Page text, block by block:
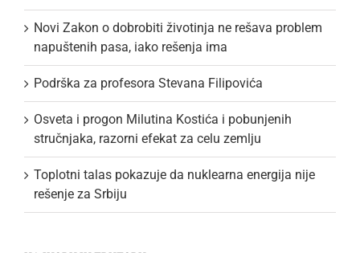
Novi Zakon o dobrobiti životinja ne rešava problem
napuštenih pasa, iako rešenja ima
Podrška za profesora Stevana Filipovića
Osveta i progon Milutina Kostića i pobunjenih
stručnjaka, razorni efekat za celu zemlju
Toplotni talas pokazuje da nuklearna energija nije
rešenje za Srbiju